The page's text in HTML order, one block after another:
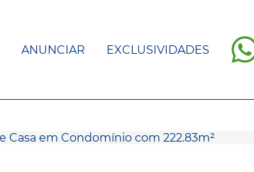
ANUNCIAR EXCLUSIVIDADES